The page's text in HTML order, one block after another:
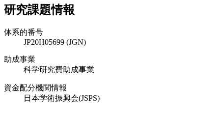
研究課題情報
体系的番号
JP20H05699 (JGN)
助成事業
科学研究費助成事業
資金配分機関情報
日本学術振興会(JSPS)